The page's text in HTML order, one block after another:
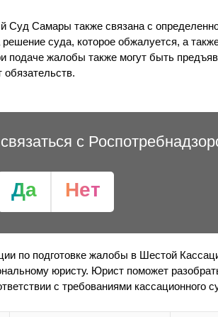
Самары также связана с
суда, которое обжалуется, а
подаче жалобы также могут быть
с
Да Нет
по подготовке жалобы в Шестой
юристу. Юрист поможет
с требованиями кассационного